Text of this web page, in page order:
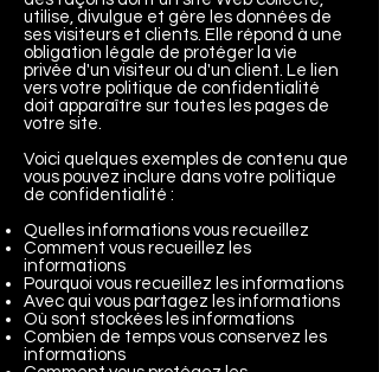
utilise, divulgue et gère les données de
ses visiteurs et clients. Elle répond à une
obligation légale de protéger la vie
privée d'un visiteur ou d'un client. Le lien
vers votre politique de confidentialité
doit apparaître sur toutes les pages de
votre site.
Voici quelques exemples de contenu que
vous pouvez inclure dans votre politique
de confidentialité :
Quelles informations vous recueillez
Comment vous recueillez les
informations
Pourquoi vous recueillez les informations
Avec qui vous partagez les informations
Où sont stockées les informations
Combien de temps vous conservez les
informations